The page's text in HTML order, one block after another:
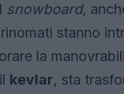
snowboard,
stanno
la
kevlar, sta